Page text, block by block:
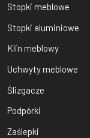
Stopki meblowe
Stopki aluminiowe
Klin meblowy
Uchwyty meblowe
Ślizgacze
Podpórki
Zaślepki